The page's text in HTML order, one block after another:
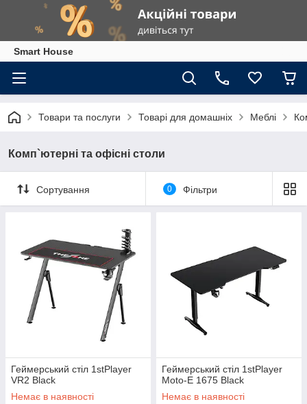
Smart House
Товари та послуги Товарі для домашніх Меблі
Комп`ютерні та офісні столи
Сортування 0 Фільтри
Геймерський стіл 1stPlayer
VR2 Black
Немає в наявності
Геймерський стіл 1stPlayer
Moto-E 1675 Black
Немає в наявності